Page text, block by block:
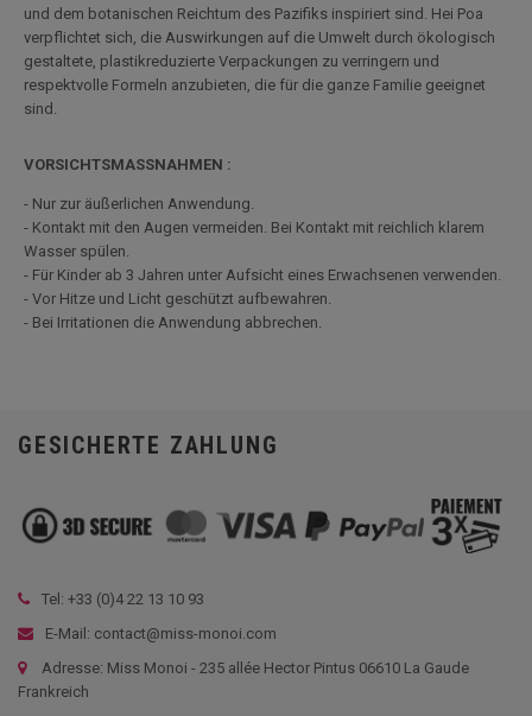
und dem botanischen Reichtum des Pazifiks inspiriert sind. Hei Poa
verpflichtet sich, die Auswirkungen auf die Umwelt durch ökologisch
gestaltete, plastikreduzierte Verpackungen zu verringern und
respektvolle Formeln anzubieten, die für die ganze Familie geeignet
sind.
VORSICHTSMASSNAHMEN :
- Nur zur äußerlichen Anwendung.
- Kontakt mit den Augen vermeiden. Bei Kontakt mit reichlich klarem
Wasser spülen.
- Für Kinder ab 3 Jahren unter Aufsicht eines Erwachsenen verwenden.
- Vor Hitze und Licht geschützt aufbewahren.
- Bei Irritationen die Anwendung abbrechen.
GESICHERTE ZAHLUNG
Tel: +33 (0)4 22 13 10 93
E-Mail: contact@miss-monoi.com
Adresse: Miss Monoi - 235 allée Hector Pintus 06610 La Gaude
Frankreich